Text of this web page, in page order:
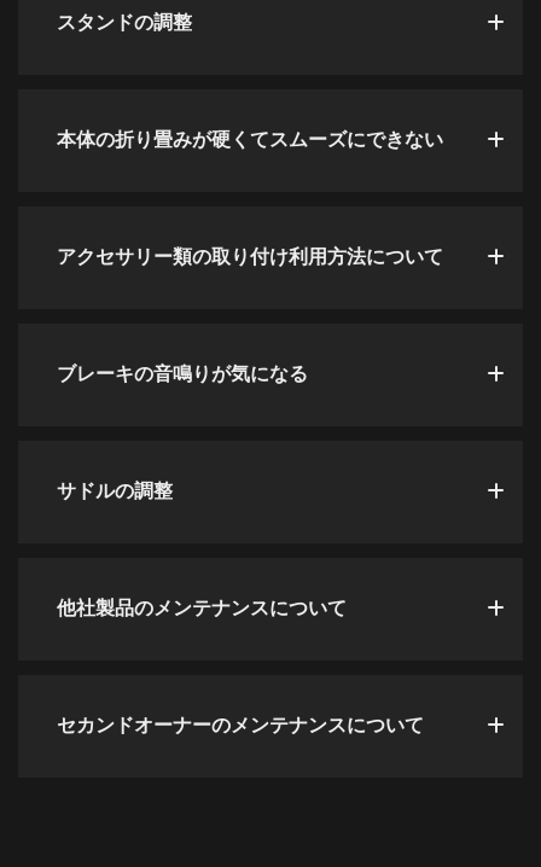
スタンドの調整
本体の折り畳みが硬くてスムーズにできない
アクセサリー類の取り付け利用方法について
ブレーキの音鳴りが気になる
サドルの調整
他社製品のメンテナンスについて
セカンドオーナーのメンテナンスについて